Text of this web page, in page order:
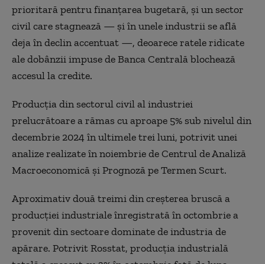
prioritară pentru finanțarea bugetară, și un sector
civil care stagnează — și în unele industrii se află
deja în declin accentuat —, deoarece ratele ridicate
ale dobânzii impuse de Banca Centrală blochează
accesul la credite.
Producția din sectorul civil al industriei
prelucrătoare a rămas cu aproape 5% sub nivelul din
decembrie 2024 în ultimele trei luni, potrivit unei
analize realizate în noiembrie de Centrul de Analiză
Macroeconomică și Prognoză pe Termen Scurt.
Aproximativ două treimi din creșterea bruscă a
producției industriale înregistrată în octombrie a
provenit din sectoare dominate de industria de
apărare. Potrivit Rosstat, producția industrială